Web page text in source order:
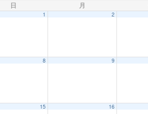
日 月
1 2
8 9
15 16